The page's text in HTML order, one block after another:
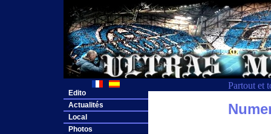
Partout et
Edito
Actualités
Local
Photos